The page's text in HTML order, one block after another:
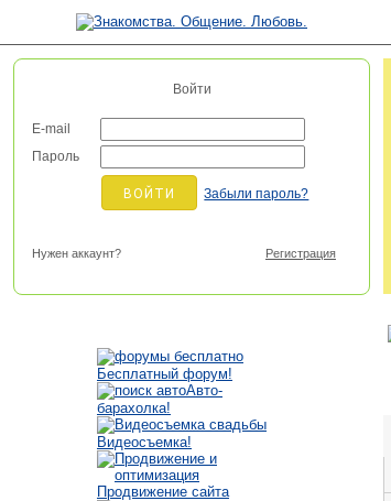
Войти
E-mail
Пароль
Забыли пароль?
Нужен аккаунт? Регистрация
Бесплатный форум!
Авто-
барахолка!
Видеосъемка!
Продвижение сайта